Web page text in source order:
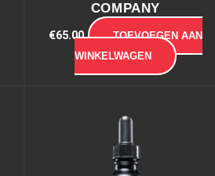
COMPANY
€65.00
TOEVOEGEN AAN
WINKELWAGEN